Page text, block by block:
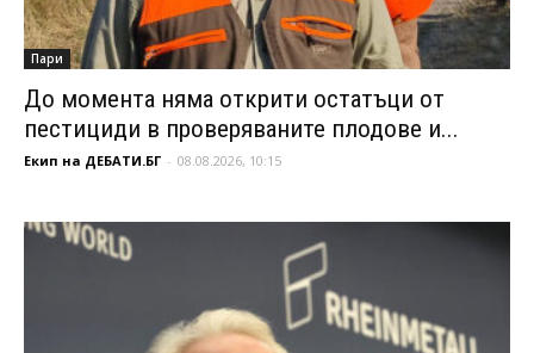
Пари
До момента няма открити остатъци от
пестициди в проверяваните плодове и...
Екип на ДЕБАТИ.БГ - 08.08.2026, 10:15